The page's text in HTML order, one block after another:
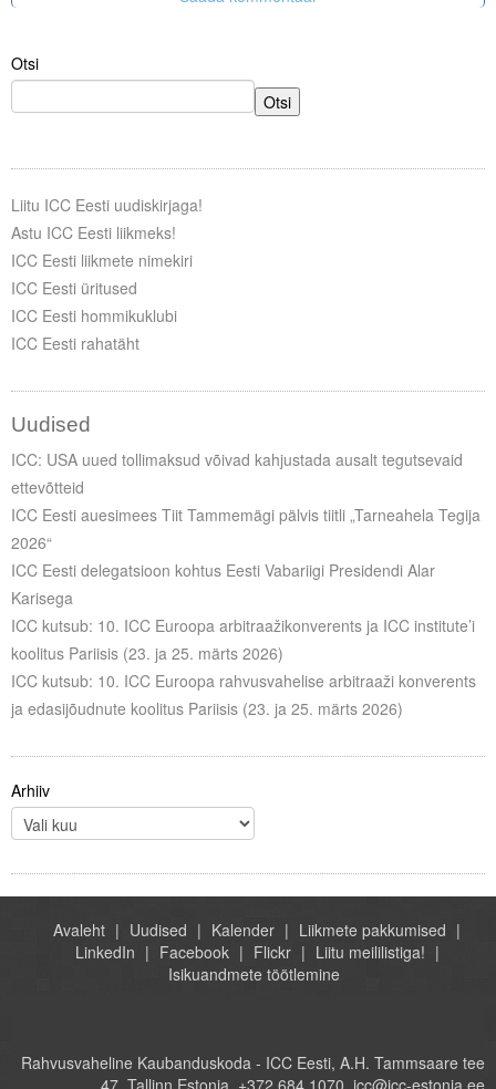
Otsi
Otsi
Liitu ICC Eesti uudiskirjaga!
Astu ICC Eesti liikmeks!
ICC Eesti liikmete nimekiri
ICC Eesti üritused
ICC Eesti hommikuklubi
ICC Eesti rahatäht
Uudised
ICC: USA uued tollimaksud võivad kahjustada ausalt tegutsevaid
ettevõtteid
ICC Eesti auesimees Tiit Tammemägi pälvis tiitli „Tarneahela Tegija
2026“
ICC Eesti delegatsioon kohtus Eesti Vabariigi Presidendi Alar
Karisega
ICC kutsub: 10. ICC Euroopa arbitraažikonverents ja ICC institute’i
koolitus Pariisis (23. ja 25. märts 2026)
ICC kutsub: 10. ICC Euroopa rahvusvahelise arbitraaži konverents
ja edasijõudnute koolitus Pariisis (23. ja 25. märts 2026)
Arhiiv
Avaleht Uudised Kalender
Liikmete pakkumised
LinkedIn
Facebook Flickr
Liitu meililistiga!
Isikuandmete töötlemine
Rahvusvaheline Kaubanduskoda - ICC Eesti, A.H. Tammsaare tee
47, Tallinn Estonia, +372 684 1070, icc@icc-estonia.ee